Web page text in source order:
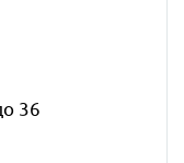
36